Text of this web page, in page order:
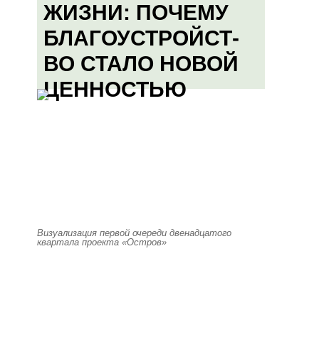
ЖИЗНИ: ПОЧЕМУ
БЛАГОУСТРОЙСТ-
ВО СТАЛО НОВОЙ
ЦЕННОСТЬЮ
Визуализация первой очереди двенадцатого
квартала проекта «Остров»